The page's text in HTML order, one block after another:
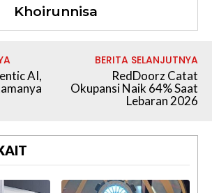
Khoirunnisa
AI,
BERITA SELANJUTNYA
RedDoorz Catat
Okupansi Naik 64% Saat
Lebaran 2026